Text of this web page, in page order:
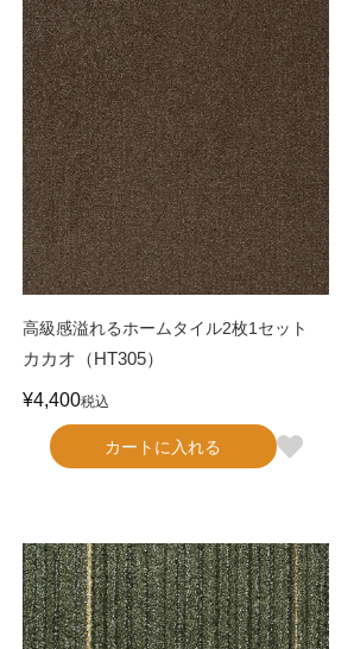
高級感溢れるホームタイル2枚1セット
カカオ（HT305）
¥4,400税込
カートに入れる